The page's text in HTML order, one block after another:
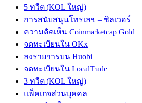
5 ทวีต (KOL ใหญ่)
การสนับสนุนโทรเลข – ซิลเวอร์
ความคิดเห็น Coinmarketcap Gold
จดทะเบียนใน OKx
ลงรายการบน Huobi
จดทะเบียนใน LocalTrade
3 ทวีต (KOL ใหญ่)
แพ็คเกจส่วนบุคคล